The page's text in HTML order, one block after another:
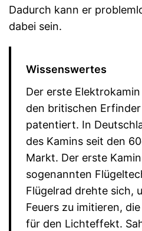
Dadurch kann er
dabei sein.
Wissenswertes
Der erste
den britischen
patentiert. In
des Kamins seit den
Markt. Der erste
sogenannten
Flügelrad drehte sich,
Feuers zu imitieren,
für den Lichteffekt.